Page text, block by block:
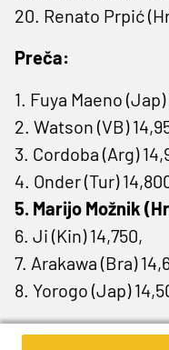
20. Renato Prpić
Preča:
1. Fuya Maeno
2. Watson (VB)
3. Cordoba (Arg)
4. Onder (Tur)
5. Marijo Možnik
6. Ji (Kin) 14,750,
7. Arakawa (Bra)
8. Yorogo (Jap)
Gimnastičarke: